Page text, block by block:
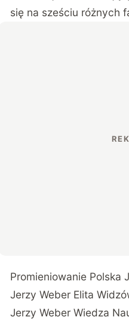
się na sześciu różnych
Promieniowanie Polska
Jerzy Weber Elita
Jerzy Weber Wiedza